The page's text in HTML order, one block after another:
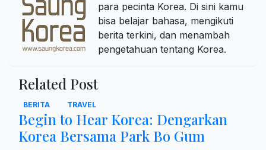
para pecinta Korea. Di sini kamu
bisa belajar bahasa, mengikuti
berita terkini, dan menambah
pengetahuan tentang Korea.
Related Post
BERITA TRAVEL
Begin to Hear Korea: Dengarkan
Korea Bersama Park Bo Gum